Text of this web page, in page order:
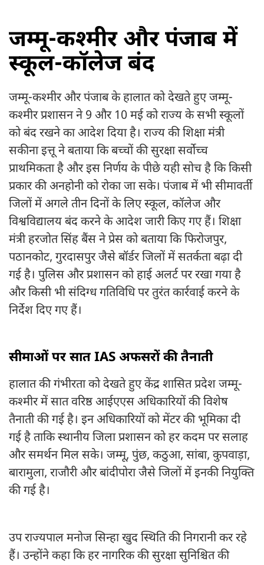
जम्मू-कश्मीर और पंजाब में
स्कूल-कॉलेज बंद
जम्मू-कश्मीर और पंजाब के हालात को देखते हुए जम्मू-
कश्मीर प्रशासन ने 9 और 10 मई को राज्य के सभी स्कूलों
को बंद रखने का आदेश दिया है। राज्य की शिक्षा मंत्री
सकीना इत्तू ने बताया कि बच्चों की सुरक्षा सर्वोच्च
प्राथमिकता है और इस निर्णय के पीछे यही सोच है कि किसी
प्रकार की अनहोनी को रोका जा सके। पंजाब में भी सीमावर्ती
जिलों में अगले तीन दिनों के लिए स्कूल, कॉलेज और
विश्वविद्यालय बंद करने के आदेश जारी किए गए हैं। शिक्षा
मंत्री हरजोत सिंह बैंस ने प्रेस को बताया कि फिरोजपुर,
पठानकोट, गुरदासपुर जैसे बॉर्डर जिलों में सतर्कता बढ़ा दी
गई है। पुलिस और प्रशासन को हाई अलर्ट पर रखा गया है
और किसी भी संदिग्ध गतिविधि पर तुरंत कार्रवाई करने के
निर्देश दिए गए हैं।
सीमाओं पर सात IAS अफसरों की तैनाती
हालात की गंभीरता को देखते हुए केंद्र शासित प्रदेश जम्मू-
कश्मीर में सात वरिष्ठ आईएएस अधिकारियों की विशेष
तैनाती की गई है। इन अधिकारियों को मेंटर की भूमिका दी
गई है ताकि स्थानीय जिला प्रशासन को हर कदम पर सलाह
और समर्थन मिल सके। जम्मू, पुंछ, कठुआ, सांबा, कुपवाड़ा,
बारामुला, राजौरी और बांदीपोरा जैसे जिलों में इनकी नियुक्ति
की गई है।
उप राज्यपाल मनोज सिन्हा खुद स्थिति की निगरानी कर रहे
हैं। उन्होंने कहा कि हर नागरिक की सुरक्षा सुनिश्चित की